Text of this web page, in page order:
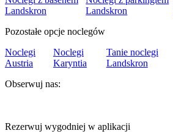
Landskron
Landskron
Pozostałe opcje noclegów
Noclegi
Austria
Noclegi
Karyntia
Tanie noclegi
Landskron
Obserwuj nas:
Rezerwuj wygodniej w aplikacji